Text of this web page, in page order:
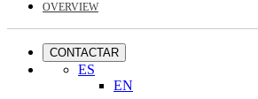
OVERVIEW
CONTACTAR
ES
EN